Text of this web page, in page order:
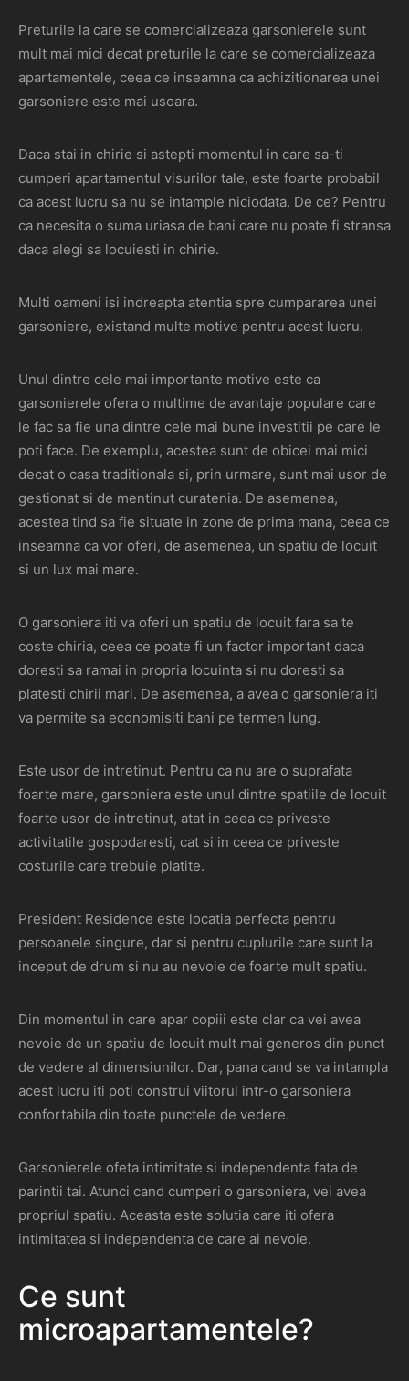
Preturile la care se comercializeaza garsonierele sunt
mult mai mici decat preturile la care se comercializeaza
apartamentele, ceea ce inseamna ca achizitionarea unei
garsoniere este mai usoara.
Daca stai in chirie si astepti momentul in care sa-ti
cumperi apartamentul visurilor tale, este foarte probabil
ca acest lucru sa nu se intample niciodata. De ce? Pentru
ca necesita o suma uriasa de bani care nu poate fi stransa
daca alegi sa locuiesti in chirie.
Multi oameni isi indreapta atentia spre cumpararea unei
garsoniere, existand multe motive pentru acest lucru.
Unul dintre cele mai importante motive este ca
garsonierele ofera o multime de avantaje populare care
le fac sa fie una dintre cele mai bune investitii pe care le
poti face. De exemplu, acestea sunt de obicei mai mici
decat o casa traditionala si, prin urmare, sunt mai usor de
gestionat si de mentinut curatenia. De asemenea,
acestea tind sa fie situate in zone de prima mana, ceea ce
inseamna ca vor oferi, de asemenea, un spatiu de locuit
si un lux mai mare.
O garsoniera iti va oferi un spatiu de locuit fara sa te
coste chiria, ceea ce poate fi un factor important daca
doresti sa ramai in propria locuinta si nu doresti sa
platesti chirii mari. De asemenea, a avea o garsoniera iti
va permite sa economisiti bani pe termen lung.
Este usor de intretinut. Pentru ca nu are o suprafata
foarte mare, garsoniera este unul dintre spatiile de locuit
foarte usor de intretinut, atat in ceea ce priveste
activitatile gospodaresti, cat si in ceea ce priveste
costurile care trebuie platite.
President Residence este locatia perfecta pentru
persoanele singure, dar si pentru cuplurile care sunt la
inceput de drum si nu au nevoie de foarte mult spatiu.
Din momentul in care apar copiii este clar ca vei avea
nevoie de un spatiu de locuit mult mai generos din punct
de vedere al dimensiunilor. Dar, pana cand se va intampla
acest lucru iti poti construi viitorul intr-o garsoniera
confortabila din toate punctele de vedere.
Garsonierele ofeta intimitate si independenta fata de
parintii tai. Atunci cand cumperi o garsoniera, vei avea
propriul spatiu. Aceasta este solutia care iti ofera
intimitatea si independenta de care ai nevoie.
Ce sunt
microapartamentele?